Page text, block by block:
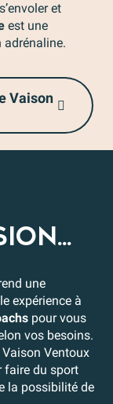
et
est une
adrénaline.
Vaison
une
expérience à
pour vous
vos besoins.
Ventoux
faire du sport
la possibilité de